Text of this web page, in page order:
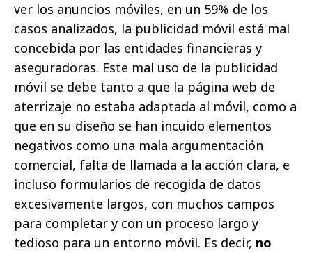
ver los anuncios móviles, en un 59% de los
casos analizados, la publicidad móvil está mal
concebida por las entidades financieras y
aseguradoras. Este mal uso de la publicidad
móvil se debe tanto a que la página web de
aterrizaje no estaba adaptada al móvil, como a
que en su diseño se han incuido elementos
negativos como una mala argumentación
comercial, falta de llamada a la acción clara, e
incluso formularios de recogida de datos
excesivamente largos, con muchos campos
para completar y con un proceso largo y
tedioso para un entorno móvil. Es decir, no